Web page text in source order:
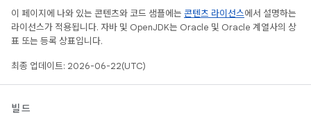
이 페이지에 나와 있는 콘텐츠와 코드 샘플에는 콘텐츠 라이선스에서 설명하는
라이선스가 적용됩니다. 자바 및 OpenJDK는 Oracle 및 Oracle 계열사의 상
표 또는 등록 상표입니다.
최종 업데이트: 2026-06-22(UTC)
빌드